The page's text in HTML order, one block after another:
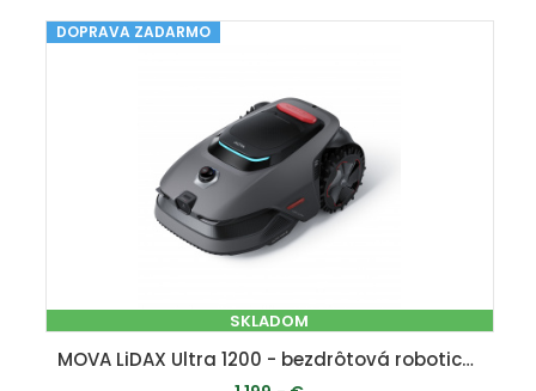
PRIDAŤ DO KOŠÍKA
DOPRAVA ZADARMO
SKLADOM
MOVA LiDAX Ultra 1200 - bezdrôtová robotická kosačka ( 1200 m2 )